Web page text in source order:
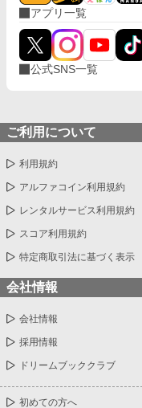
アプリ一覧
公式SNS一覧
ご利用について
利用規約
アルファコイン利用規約
レンタルサービス利用規約
スコア利用規約
特定商取引法に基づく表示
会社情報
会社情報
採用情報
ドリームブッククラブ
初めての方へ